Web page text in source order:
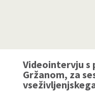
Videointervju s
Gržanom, za